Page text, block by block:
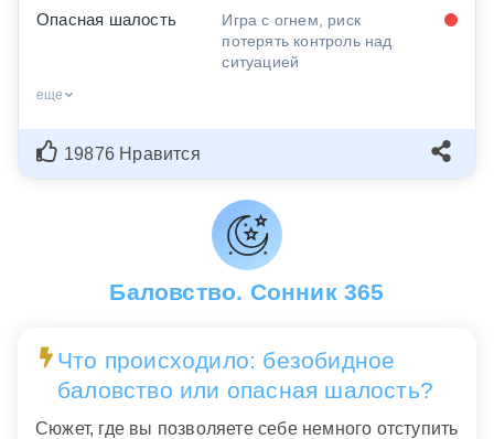
Опасная шалость
Игра с огнем, риск
потерять контроль над
ситуацией
еще
19876 Нравится
Баловство. Сонник 365
Что происходило: безобидное
баловство или опасная шалость?
Сюжет, где вы позволяете себе немного отступить